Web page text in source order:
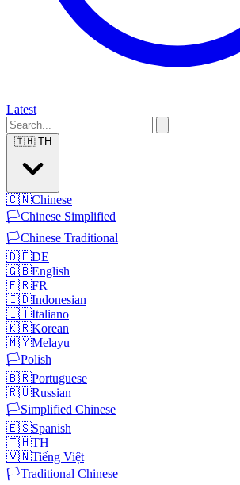
Latest
🇹🇭 TH
🇨🇳Chinese
🏳️Chinese Simplified
🏳️Chinese Traditional
🇩🇪DE
🇬🇧English
🇫🇷FR
🇮🇩Indonesian
🇮🇹Italiano
🇰🇷Korean
🇲🇾Melayu
🏳️Polish
🇧🇷Portuguese
🇷🇺Russian
🏳️Simplified Chinese
🇪🇸Spanish
🇹🇭TH
🇻🇳Tiếng Việt
🏳️Traditional Chinese